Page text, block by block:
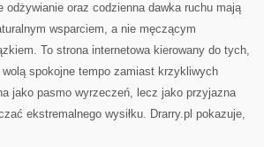
odżywianie oraz codzienna dawka ruchu mają
wsparciem, a nie męczącym
To strona internetowa kierowany do tych,
wolą spokojne tempo zamiast krzykliwych
jako pasmo wyrzeczeń, lecz jako przyjazna
ekstremalnego wysiłku. Drarry.pl pokazuje,